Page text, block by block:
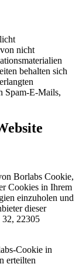
nicht
behalten sich
Spam-E-Mails,
Borlabs Cookie,
Cookies in Ihrem
einzuholen und
dieser
22305
Cookie in
erteilten